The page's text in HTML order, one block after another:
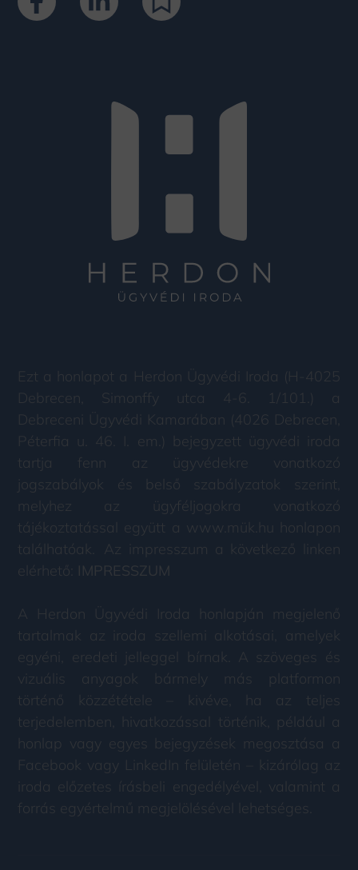
Ezt a honlapot a Herdon Ügyvédi Iroda (H-4025
Debrecen, Simonffy utca 4-6. 1/101.) a
Debreceni Ügyvédi Kamarában (4026 Debrecen,
Péterfia u. 46. I. em.) bejegyzett ügyvédi iroda
tartja fenn az ügyvédekre vonatkozó
jogszabályok és belső szabályzatok szerint,
melyhez az ügyféljogokra vonatkozó
tájékoztatással együtt a www.mük.hu honlapon
találhatóak. Az impresszum a következő linken
elérhető: IMPRESSZUM
A Herdon Ügyvédi Iroda honlapján megjelenő
tartalmak az iroda szellemi alkotásai, amelyek
egyéni, eredeti jelleggel bírnak. A szöveges és
vizuális anyagok bármely más platformon
történő közzététele – kivéve, ha az teljes
terjedelemben, hivatkozással történik, például a
honlap vagy egyes bejegyzések megosztása a
Facebook vagy LinkedIn felületén – kizárólag az
iroda előzetes írásbeli engedélyével, valamint a
forrás egyértelmű megjelölésével lehetséges.